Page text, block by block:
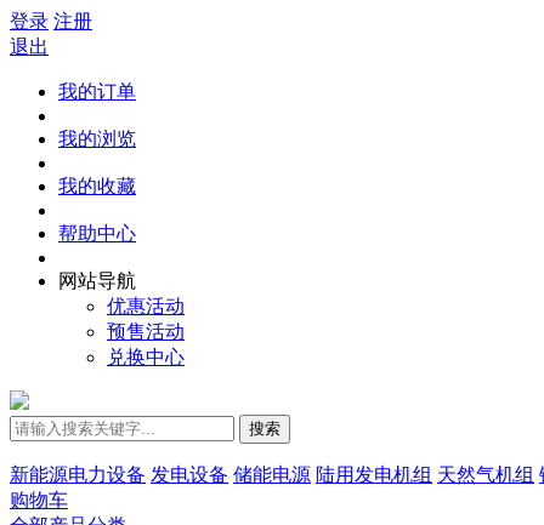
登录 注册
退出
我的订单
我的浏览
我的收藏
帮助中心
网站导航
优惠活动
预售活动
兑换中心
搜索
新能源电力设备 发电设备 储能电源 陆用发电机组 天然气机组
购物车